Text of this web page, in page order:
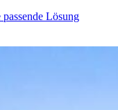
Lösung